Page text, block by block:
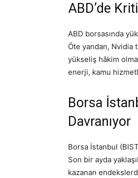
ABD’de
ABD borsasında
Öte yandan, Nvidia
yükseliş hâkim
enerji, kamu
Borsa
Davranıyor
Borsa İstanbul
Son bir ayda
kazanan